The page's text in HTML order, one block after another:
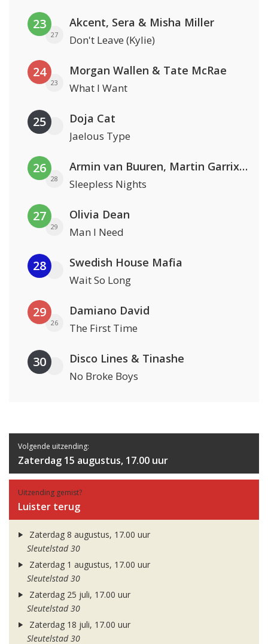
23
27
Akcent, Sera & Misha Miller
Don't Leave (Kylie)
24
23
Morgan Wallen & Tate McRae
What I Want
25 Doja Cat
Jaelous Type
26
28
Armin van Buuren, Martin Garrix & Libby Whitehouse
Sleepless Nights
27
29
Olivia Dean
Man I Need
28 Swedish House Mafia
Wait So Long
29
26
Damiano David
The First Time
30 Disco Lines & Tinashe
No Broke Boys
Volgende uitzending:
Zaterdag 15 augustus, 17.00 uur
Uitzending gemist?
Luister terug
Zaterdag 8 augustus, 17.00 uur
Sleutelstad 30
Zaterdag 1 augustus, 17.00 uur
Sleutelstad 30
Zaterdag 25 juli, 17.00 uur
Sleutelstad 30
Zaterdag 18 juli, 17.00 uur
Sleutelstad 30